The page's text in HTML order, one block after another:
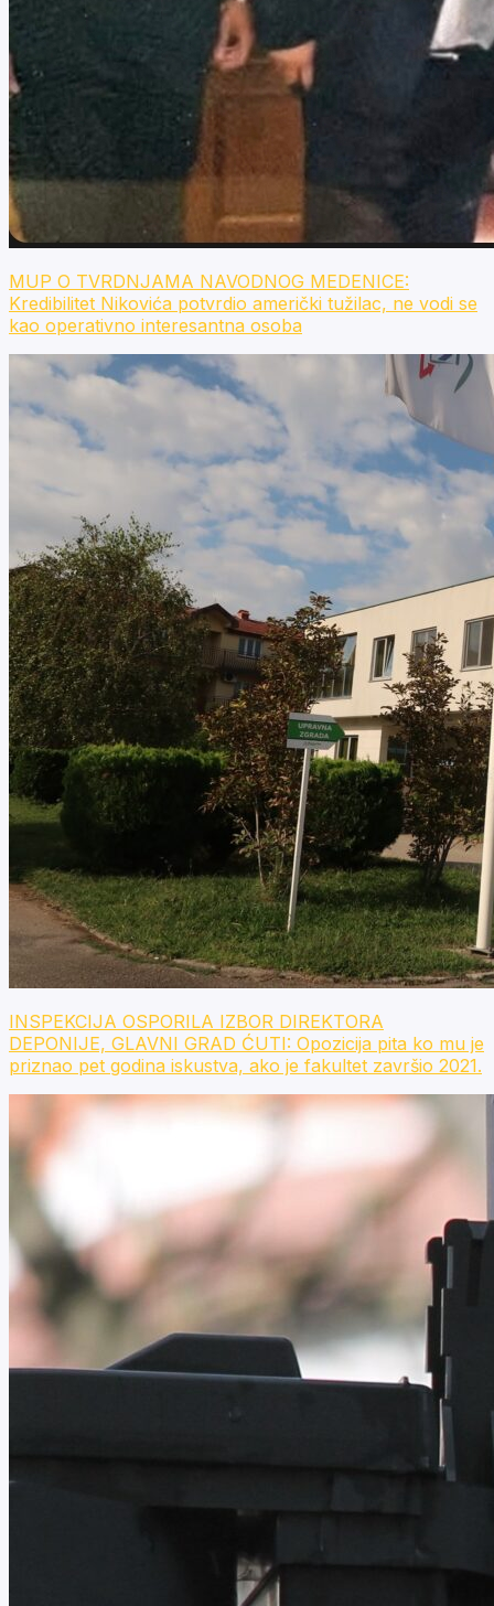
MUP O TVRDNJAMA NAVODNOG MEDENICE:
Kredibilitet Nikovića potvrdio američki tužilac, ne vodi se
kao operativno interesantna osoba
INSPEKCIJA OSPORILA IZBOR DIREKTORA
DEPONIJE, GLAVNI GRAD ĆUTI: Opozicija pita ko mu je
priznao pet godina iskustva, ako je fakultet završio 2021.